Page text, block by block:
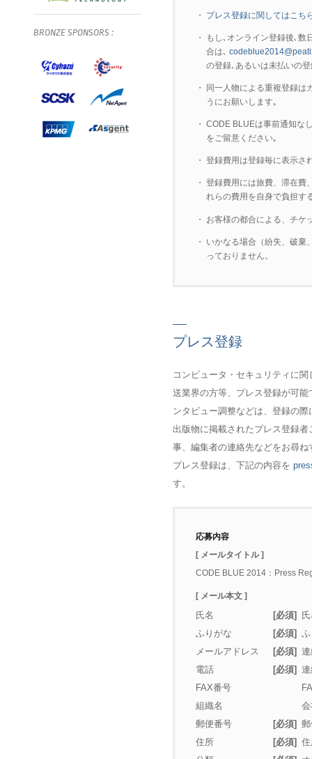
・ プレス登録に関してはこち
・
もし､オンライン登録後､
合は､
の登録､あるいは未払いの
・
同一人物による重複登録は
うにお願いします｡
・ CODE BLUEは事前通知な
をご留意ください｡
・ 登録費用は登録毎に表示さ
・ 登録費用には旅費、滞在費
れらの費用を自身で負担す
・ お客様の都合による、チケ
・
いかなる場合（紛失、破棄
っておりません。
プレス登録
コンピュータ・セキュリティに
送業界の方等、プレス登録が可
ンタビュー調整などは、登録の
出版物に掲載されたプレス登録
事、編集者の連絡先などをお尋
プレス登録は、下記の内容を
す。
応募内容
[ メールタイトル ]
CODE BLUE 2014：Press
[ メール本文 ]
氏名 [必須]
ふりがな
[必須]
メールアドレス
[必須]
電話
[必須]
FAX番号
組織名
郵便番号
[必須]
住所
[必須]
BRONZE SPONSORS :